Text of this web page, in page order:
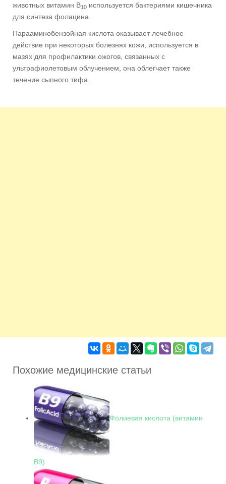
животных витамин В10 используется бактериями кишечника
для синтеза фолацина.
Парааминобензойная кислота оказывает лечебное
действие при некоторых болезнях кожи, используется в
мазях для профилактики ожогов, связанных с
ультрафиолетовым облучением, она облегчает также
течение сыпного тифа.
Похожие медицинские статьи
Фолиевая кислота (витамин
В9)